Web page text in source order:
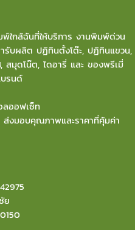
พ์ใกล้ฉันที่ให้บริการ งานพิมพ์ด่วน
รับผลิต ปฏิทินตั้งโต๊ะ, ปฏิทินแขวน,
มุดโน๊ต, ไดอารี่ และ ของพรีเมี่
รนด์
ลออฟเซ็ท
ส่งมอบคุณภาพและราคาที่คุ้มค่า
ย